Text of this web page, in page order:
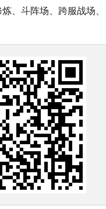
、斗阵场、跨服战场、